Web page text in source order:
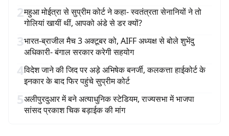
2महुआ मोईत्रा से सुप्रीम कोर्ट ने कहा- स्वतंत्रता सेनानियों ने तो
गोलियां खायीं थीं, आपको अंडे से डर क्यों?
3भारत-ब्राजील मैच 3 अक्टूबर को, AIFF अध्यक्ष से बोले शुभेंदु
अधिकारी- बंगाल सरकार करेगी सहयोग
4विदेश जाने की जिद पर अड़े अभिषेक बनर्जी, कलकत्ता हाईकोर्ट के
इनकार के बाद फिर पहुंचे सुप्रीम कोर्ट
5अलीपुरदुआर में बने अत्याधुनिक स्टेडियम, राज्यसभा में भाजपा
सांसद प्रकाश चिक बड़ाईक की मांग